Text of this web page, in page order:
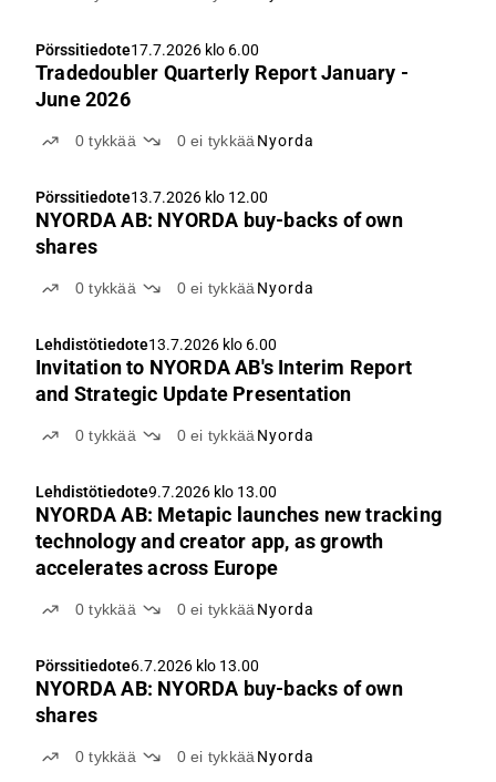
Pörssitiedote17.7.2026 klo 6.00
Tradedoubler Quarterly Report January -
June 2026
0tykkää 0ei tykkää Nyorda
Pörssitiedote13.7.2026 klo 12.00
NYORDA AB: NYORDA buy-backs of own
shares
0tykkää 0ei tykkää Nyorda
Lehdistötiedote13.7.2026 klo 6.00
Invitation to NYORDA AB's Interim Report
and Strategic Update Presentation
0tykkää 0ei tykkää Nyorda
Lehdistötiedote9.7.2026 klo 13.00
NYORDA AB: Metapic launches new tracking
technology and creator app, as growth
accelerates across Europe
0tykkää 0ei tykkää Nyorda
Pörssitiedote6.7.2026 klo 13.00
NYORDA AB: NYORDA buy-backs of own
shares
0tykkää 0ei tykkää Nyorda